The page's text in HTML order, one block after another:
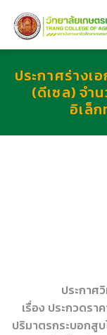
ประกาศร่างเ
(ดีเซล) จำ
อิเล็
ประกาศ
เรื่อง ประกวดร
ปริมาตรกระบอกสู